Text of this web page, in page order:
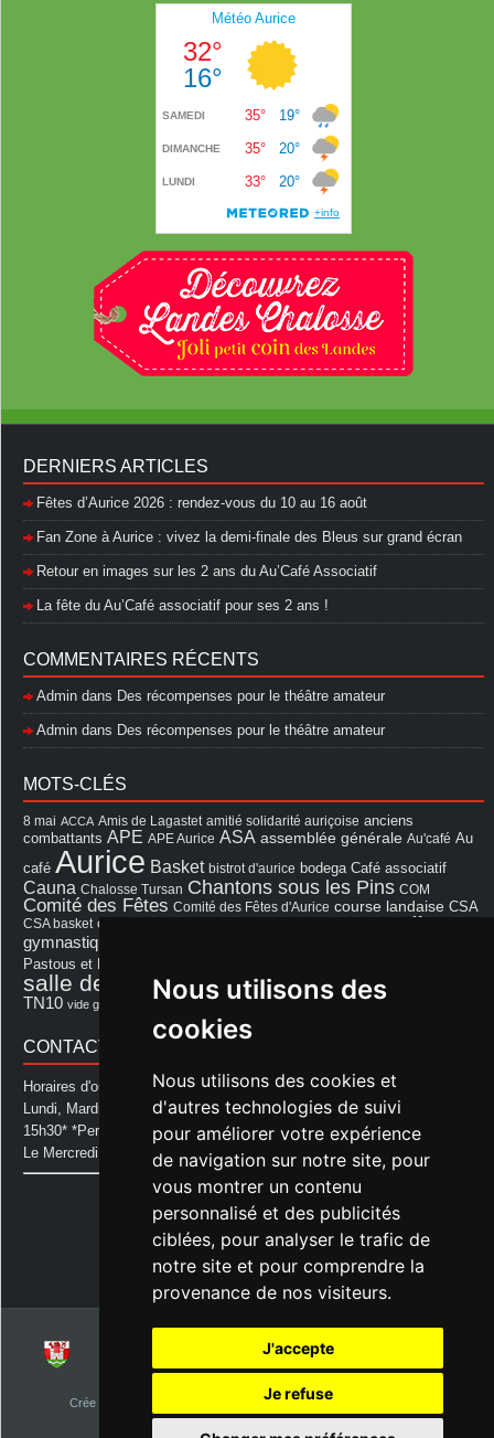
Nous utilisons des
cookies
Nous utilisons des cookies et
d'autres technologies de suivi
pour améliorer votre expérience
de navigation sur notre site, pour
vous montrer un contenu
personnalisé et des publicités
ciblées, pour analyser le trafic de
notre site et pour comprendre la
provenance de nos visiteurs.
J'accepte
Je refuse
DERNIERS ARTICLES
Fêtes d’Aurice 2026 : rendez-vous du 10 au 16 août
Fan Zone à Aurice : vivez la demi-finale des Bleus sur grand écran
Retour en images sur les 2 ans du Au’Café Associatif
La fête du Au’Café associatif pour ses 2 ans !
COMMENTAIRES RÉCENTS
Admin dans Des récompenses pour le théâtre amateur
Admin dans Des récompenses pour le théâtre amateur
MOTS-CLÉS
8 mai ACCA Amis de Lagastet amitié solidarité auriçoise anciens
combattants APE APE Aurice ASA assemblée générale Au'café Au
café Aurice Basket bistrot d'aurice bodega Café associatif
Cauna Chalosse Tursan Chantons sous les Pins COM
Comité des Fêtes Comité des Fêtes d'Aurice course landaise CSA
CSA basket cérémonie
fêtes
gymnastique volontaire
Pastous et Pastourettes
salle des fêtes salle des fêtes d'aurice Souprosse
TN10 vide grenier Voeux école
CONTACT MAIRIE
Horaires d'ouverture de la Mairie:
Lundi, Mardi, Jeudi et Vendredi : de 08h00 à 11h30 et de 12h30 à
15h30* *Permanence téléphonique jusqu'à 17h00
Le Mercredi : de 08h00 à 11h00
Mairie d'Aurice
14 Avenue des Pastous
40500 Aurice
Tel : 05 58 76 06 50
Plus d'infos »
Crée par | Theme Designé et hébergé par : NetClic.fr
visiteurs depuis le 1er janvier 2015